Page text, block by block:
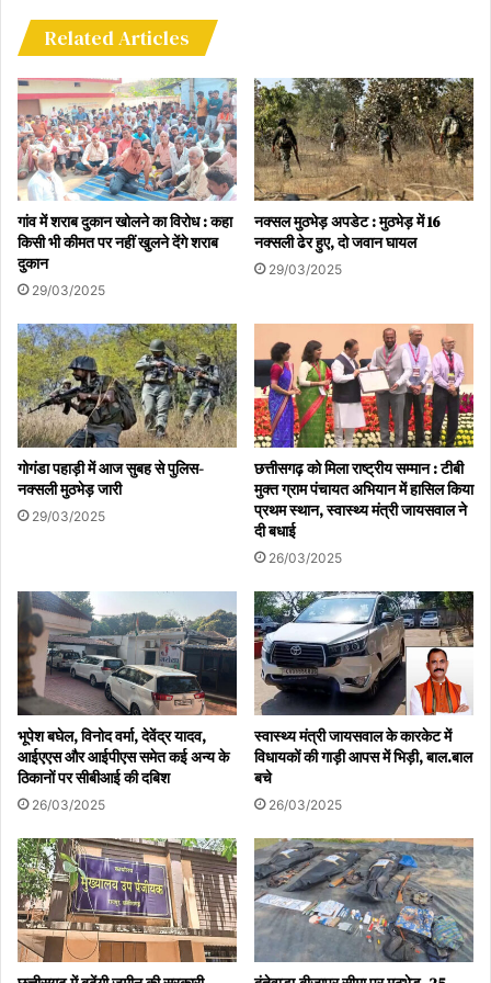
भारतीय इतिहास का सबसे बड़ा रक्षा सौदा
यह रक्षा परियोजना भारत के सैन्य इतिहास के सबसे बड़े विमान खरीद कार्यक्रमों में
से एक है। इसी साल फरवरी 2026 में रक्षा मंत्री की अगुवाई वाली रक्षा खरीद
परिषद (DAC) ने वायुसेना की क्षमता बढ़ाने के लिए इन 114 मल्टी-रोल फाइटर
एयरक्राफ्ट (MRFA) की खरीद को अपनी प्रारंभिक मंजूरी (AoN – आवश्यकता
की स्वीकृति) दे दी थी।
वायुसेना प्रमुख की यह यात्रा सिर्फ राफेल की खरीद तक ही सीमित नहीं है, बल्कि
इसके जरिए भारत-फ्रांस रक्षा साझेदारी को एक नए मुकाम पर ले जाने की तैयारी
(AMCA) प्रोजेक्ट के लिए इंजन तकनीक साझा करने और भारत में एयरोस्पेस
मैन्युफैक्चरिंग का एक मजबूत इकोसिस्टम तैयार करने जैसे दूरगामी विषयों पर भी
गंभीर चर्चा की जा रही है।
Related Articles
गांव में शराब दुकान खोलने का विरोध : कहा
किसी भी कीमत पर नहीं खुलने देंगे शराब
दुकान
29/03/2025
नक्सल मुठभेड़ अपडेट : मुठभेड़ में 16
नक्सली ढेर हुए, दो जवान घायल
29/03/2025
गोगंडा पहाड़ी में आज सुबह से पुलिस-
नक्सली मुठभेड़ जारी
29/03/2025
छत्तीसगढ़ को मिला राष्ट्रीय सम्मान : टीबी
मुक्त ग्राम पंचायत अभियान में हासिल किया
प्रथम स्थान, स्वास्थ्य मंत्री जायसवाल ने
दी बधाई
26/03/2025
भूपेश बघेल, विनोद वर्मा, देवेंद्र यादव,
आईएएस और आईपीएस समेत कई अन्य के
ठिकानों पर सीबीआई की दबिश
26/03/2025
स्वास्थ्य मंत्री जायसवाल के कारकेट में
विधायकों की गाड़ी आपस में भिड़ी, बाल.बाल
बचे
26/03/2025